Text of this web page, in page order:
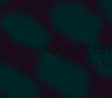
(AQUEST